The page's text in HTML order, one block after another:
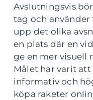
Avslutningsvis
tag och
upp det olika
en plats där en
ge en mer visuell
Målet har varit
informativ och
köpa raketer